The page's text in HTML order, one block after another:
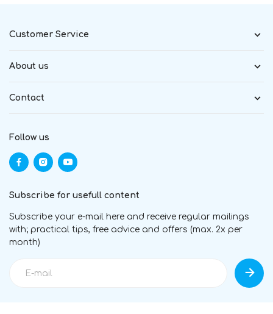
Customer Service
About us
Contact
Follow us
Subscribe for usefull content
Subscribe your e-mail here and receive regular mailings
with; practical tips, free advice and offers (max. 2x per
month)